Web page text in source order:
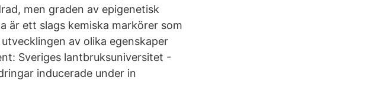
men graden av epigenetisk
är ett slags kemiska markörer som
av olika egenskaper
Sveriges lantbruksuniversitet -
inducerade under in